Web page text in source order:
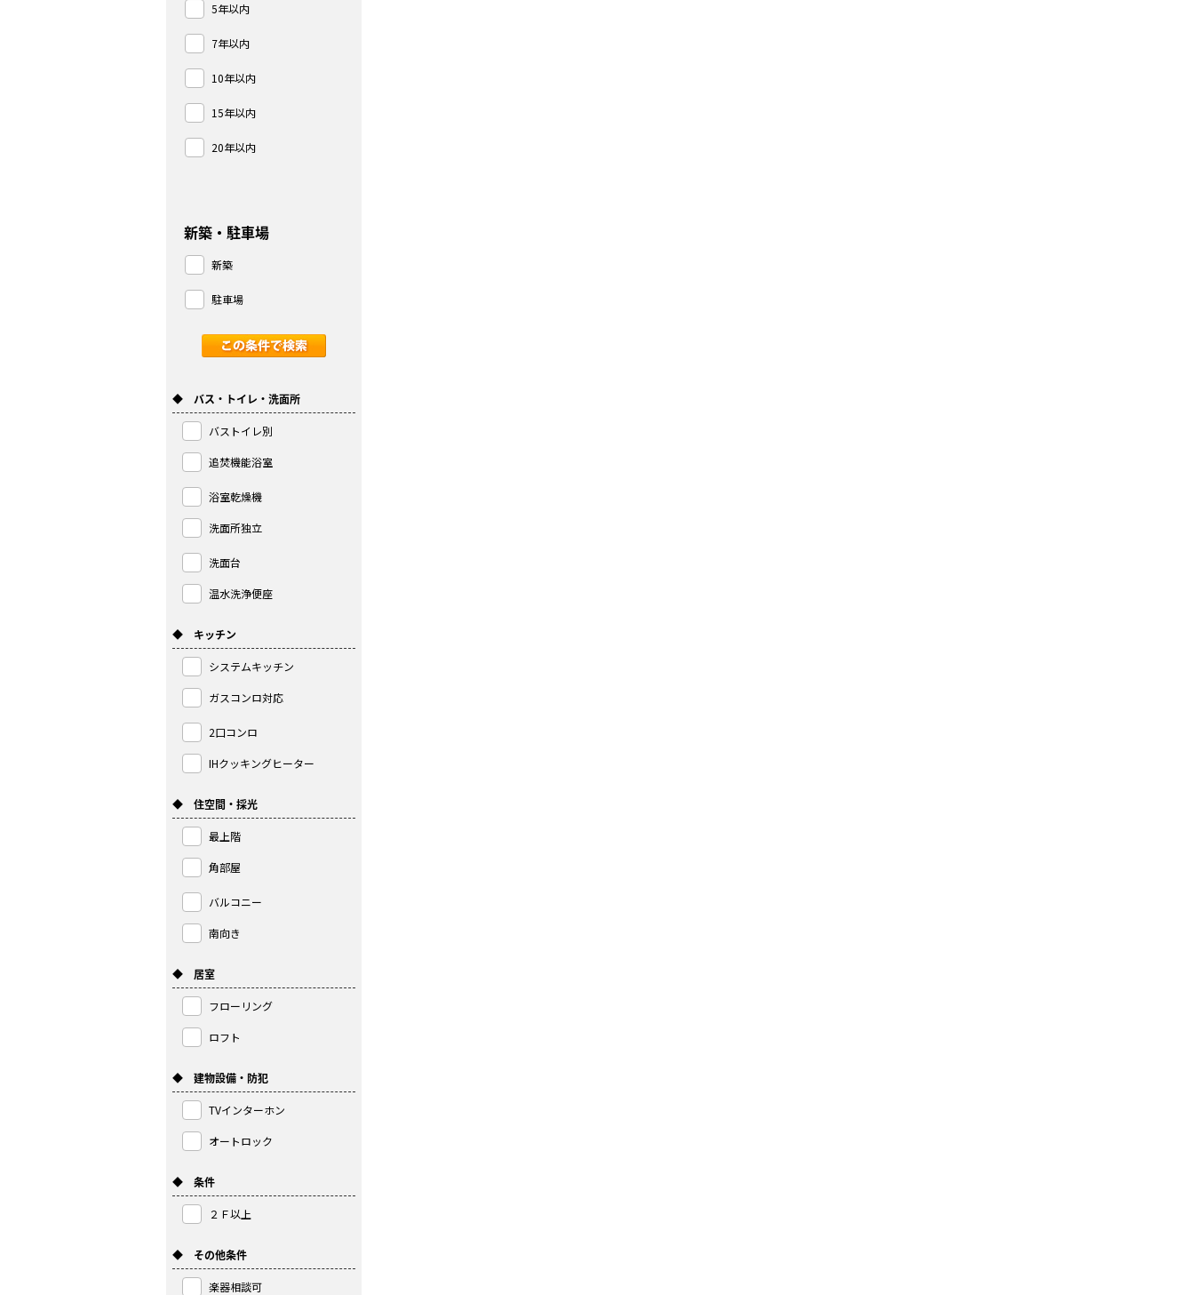
5年以内
7年以内
10年以内
15年以内
20年以内
新築・駐車場
新築
駐車場
◆ バス・トイレ・洗面所
バストイレ別
追焚機能浴室
浴室乾燥機
洗面所独立
洗面台
温水洗浄便座
◆ キッチン
システムキッチン
ガスコンロ対応
2口コンロ
IHクッキングヒーター
◆ 住空間・採光
最上階
角部屋
バルコニー
南向き
◆ 居室
フローリング
ロフト
◆ 建物設備・防犯
TVインターホン
オートロック
◆ 条件
２Ｆ以上
◆ その他条件
楽器相談可